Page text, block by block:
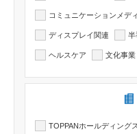
コミュニケーションメデ
ディスプレイ関連 半
ヘルスケア 文化事業
検索したい記事の会社
TOPPANホールディング